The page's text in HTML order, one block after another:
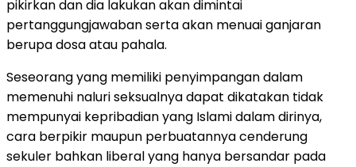
pikirkan dan dia lakukan akan dimintai
pertanggungjawaban serta akan menuai ganjaran
berupa dosa atau pahala.
Seseorang yang memiliki penyimpangan dalam
memenuhi naluri seksualnya dapat dikatakan tidak
mempunyai kepribadian yang Islami dalam dirinya,
cara berpikir maupun perbuatannya cenderung
sekuler bahkan liberal yang hanya bersandar pada